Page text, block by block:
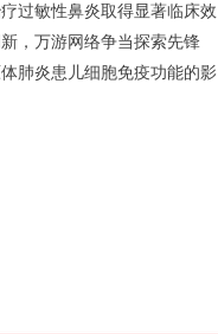
过敏性鼻炎取得显著临床效
，万游网络争当探索先锋
肺炎患儿细胞免疫功能的影